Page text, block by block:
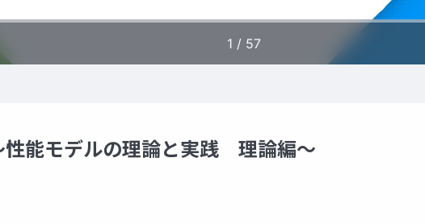
性能モデルの理論と実践 理論編～